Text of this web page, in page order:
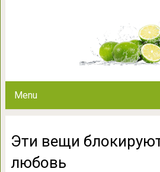
Menu
Эти вещи
любовь